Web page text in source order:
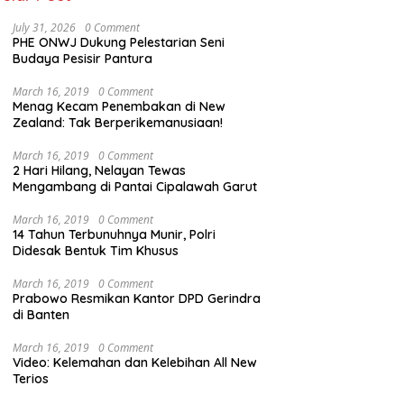
July 31, 2026 0 Comment
PHE ONWJ Dukung Pelestarian Seni
Budaya Pesisir Pantura
March 16, 2019 0 Comment
Menag Kecam Penembakan di New
Zealand: Tak Berperikemanusiaan!
March 16, 2019 0 Comment
2 Hari Hilang, Nelayan Tewas
Mengambang di Pantai Cipalawah Garut
March 16, 2019 0 Comment
14 Tahun Terbunuhnya Munir, Polri
Didesak Bentuk Tim Khusus
March 16, 2019 0 Comment
Prabowo Resmikan Kantor DPD Gerindra
di Banten
March 16, 2019 0 Comment
Video: Kelemahan dan Kelebihan All New
Terios